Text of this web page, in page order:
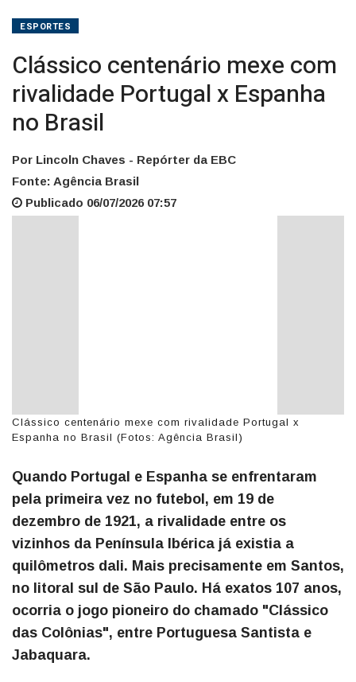
ESPORTES
Clássico centenário mexe com
rivalidade Portugal x Espanha
no Brasil
Por Lincoln Chaves - Repórter da EBC
Fonte: Agência Brasil
Publicado 06/07/2026 07:57
Clássico centenário mexe com rivalidade Portugal x
Espanha no Brasil (Fotos: Agência Brasil)
Quando Portugal e Espanha se enfrentaram
pela primeira vez no futebol, em 19 de
dezembro de 1921, a rivalidade entre os
vizinhos da Península Ibérica já existia a
quilômetros dali. Mais precisamente em Santos,
no litoral sul de São Paulo. Há exatos 107 anos,
ocorria o jogo pioneiro do chamado "Clássico
das Colônias", entre Portuguesa Santista e
Jabaquara.